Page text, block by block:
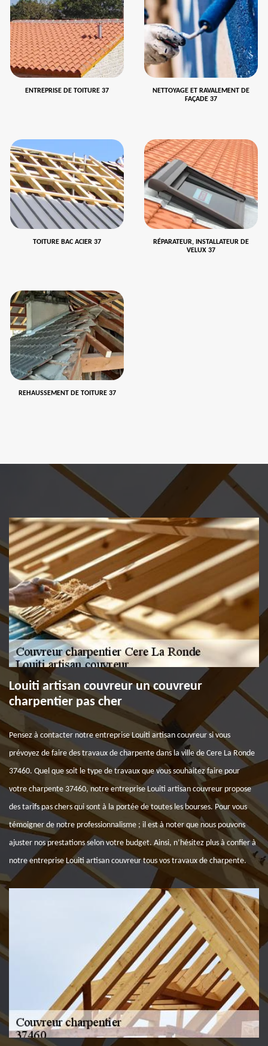
ENTREPRISE DE TOITURE 37
NETTOYAGE ET RAVALEMENT DE
FAÇADE 37
TOITURE BAC ACIER 37
RÉPARATEUR, INSTALLATEUR DE
VELUX 37
REHAUSSEMENT DE TOITURE 37
Louiti artisan couvreur un couvreur
charpentier pas cher
Pensez à contacter notre entreprise Louiti artisan couvreur si vous
prévoyez de faire des travaux de charpente dans la ville de Cere La Ronde
37460. Quel que soit le type de travaux que vous souhaitez faire pour
votre charpente 37460, notre entreprise Louiti artisan couvreur propose
des tarifs pas chers qui sont à la portée de toutes les bourses. Pour vous
témoigner de notre professionnalisme ; il est à noter que nous pouvons
ajuster nos prestations selon votre budget. Ainsi, n’hésitez plus à confier à
notre entreprise Louiti artisan couvreur tous vos travaux de charpente.